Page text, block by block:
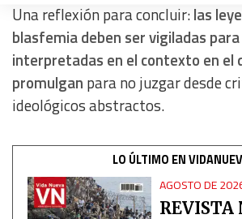
Una reflexión para concluir:las
blasfemia deben ser vigiladas
interpretadas en el contexto en el
promulgan para no juzgar desde
ideológicos abstractos.
LO ÚLTIMO EN
AGOSTO DE
REVISTA
Create profiles to personalise content
Use profiles to select personalised
Measure advertising performance
Measure content performance
Understand audiences through statistics
of data from different sources